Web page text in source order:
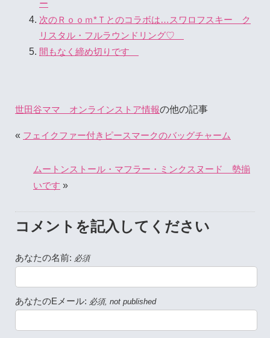
ー
次のＲｏｏｍ*Ｔとのコラボは…スワロフスキー ク
リスタル・フルラウンドリング♡
間もなく締め切りです
世田谷ママ オンラインストア情報の他の記事
« フェイクファー付きピースマークのバッグチャーム
ムートンストール・マフラー・ミンクスヌード 勢揃
いです »
コメントを記入してください
あなたの名前: 必須
あなたのEメール: 必須, not published